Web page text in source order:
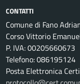
CONTATTI
Comune di Fano
Corso Vittorio
P. IVA: 00205660673
Telefono: 086195124
Posta Elettronica